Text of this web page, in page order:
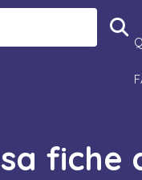
fiche